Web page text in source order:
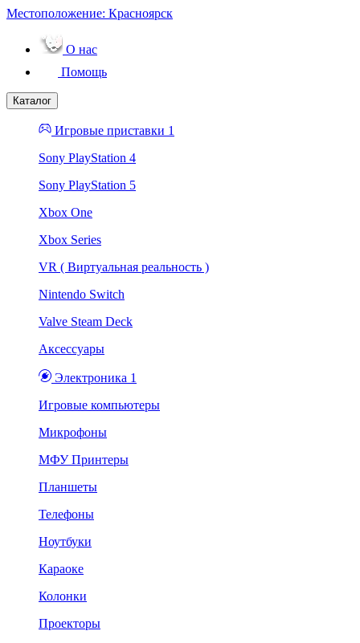
Местоположение: Красноярск
О нас
Помощь
Каталог
Игровые приставки 1
Sony PlayStation 4
Sony PlayStation 5
Xbox One
Xbox Series
VR ( Виртуальная реальность )
Nintendo Switch
Valve Steam Deck
Аксессуары
Электроника 1
Игровые компьютеры
Микрофоны
МФУ Принтеры
Планшеты
Телефоны
Ноутбуки
Караоке
Колонки
Проекторы